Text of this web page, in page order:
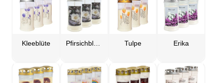
Kleeblüte Tulpe Erika